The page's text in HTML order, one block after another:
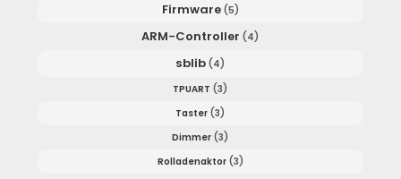
Firmware (5)
ARM-Controller (4)
sblib (4)
TPUART (3)
Taster (3)
Dimmer (3)
Rolladenaktor (3)